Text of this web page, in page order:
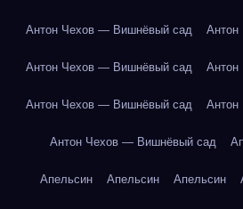
Антон Чехов — Вишнёвый сад
Антон Чехов — Вишнёвый сад
Антон Чехов — Вишнёвый сад
Антон Чехов — Вишнёвый сад
Апельсин Апельсин Апельсин